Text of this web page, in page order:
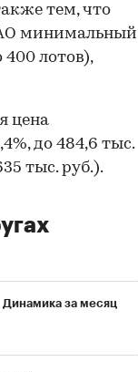
тем, что
минимальный
лотов),
цена
до 484,6 тыс.
тыс. руб.).
Динамика за месяц